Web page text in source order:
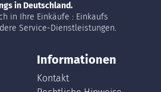
in Deutschland.
in Ihre Einkäufe : Einkaufs
Service-Dienstleistungen.
Informationen
Kontakt